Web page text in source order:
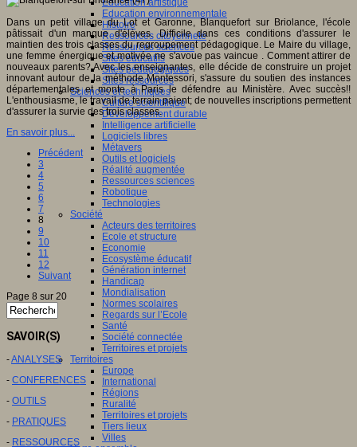
Education artistique
Education environnementale
Histoire
Ressources citoyenneté
Ressources sciences
Sites éducatifs
Sites pédagogiques
Sites ressources
Sciences et techniques
Culture scientifique
Développement durable
Intelligence artificielle
Logiciels libres
Métavers
Outils et logiciels
Réalité augmentée
Ressources sciences
Robotique
Technologies
Société
Acteurs des territoires
Ecole et structure
Economie
Ecosystème éducatif
Génération internet
Handicap
Mondialisation
Normes scolaires
Regards sur l’Ecole
Santé
Société connectée
Territoires et projets
Territoires
Europe
International
Régions
Ruralité
Territoires et projets
Tiers lieux
Villes
Dans un petit village du Lot et Garonne, Blanquefort sur Briolance, l'école
pâtissait d'un manque d'élèves. Difficile dans ces conditions d'assurer le
maintien des trois classes du regroupement pédagogique. Le Maire du village,
une femme énergique et motivée ne s'avoue pas vaincue . Comment attirer de
nouveaux parents? Avec les enseignantes, elle décide de construire un projet
innovant autour de la méthode Montessori, s'assure du soutien des instances
départementales et monte à Paris le défendre au Ministère. Avec succès!!
L'enthousiasme, le travail de terrain paient; de nouvelles inscriptions permettent
d'assurer la survie des trois classes.
En savoir plus...
Précédent
3
4
5
6
7
8
9
10
11
12
Suivant
Page 8 sur 20
SAVOIR(S)
-ANALYSES
- CONFERENCES
- OUTILS
- PRATIQUES
- RESSOURCES